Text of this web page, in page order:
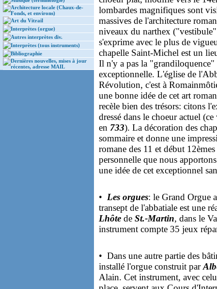
Architecture locale (Chaux-de-
Fonds, et environs)
Art du Vitrail
Interprètes (orgue)
Autres interprètes div.
Interprètes (tous instruments)
Bibliographie
Dernières nouvelles, mises à jour
récentes, adresse MAIL
lombardes magnifiques sont
massives de l'architecture
niveaux du narthex
s'exprime avec le plus de
chapelle Saint-Michel est un
Il n'y a pas la
exceptionnelle. L'église de
Révolution, c'est à
une bonne idée de cet art
recèle bien des trésors: citons
dressé dans le choeur actuel
en 733). La décoration des
sommaire et donne une
romane des 11 et début
personnelle que nous
une idée de cet exceptionnel
• Les orgues: le Grand Orgue
transept de l'abbatiale est une
Lhôte de St.-Martin, dans le
instrument compte 35 jeux
• Dans une autre partie des
installé l'orgue construit par
Alain. Cet instrument, avec